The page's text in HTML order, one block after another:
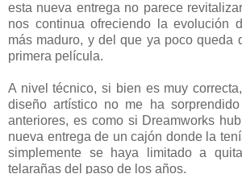
esta nueva entrega no parece
nos continua ofreciendo la evolución
más maduro, y del que ya poco queda
primera película.
A nivel técnico, si bien es muy
diseño artístico no me ha
anteriores, es como si Dreamworks
nueva entrega de un cajón donde la
simplemente se haya limitado a
telarañas del paso de los años.